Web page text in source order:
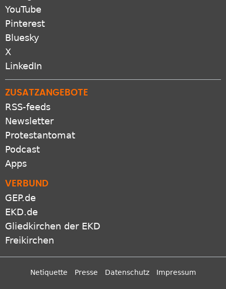
YouTube
Pinterest
Bluesky
X
LinkedIn
ZUSATZANGEBOTE
RSS-feeds
Newsletter
Protestantomat
Podcast
Apps
VERBUND
GEP.de
EKD.de
Gliedkirchen der EKD
Freikirchen
Netiquette Presse Datenschutz Impressum